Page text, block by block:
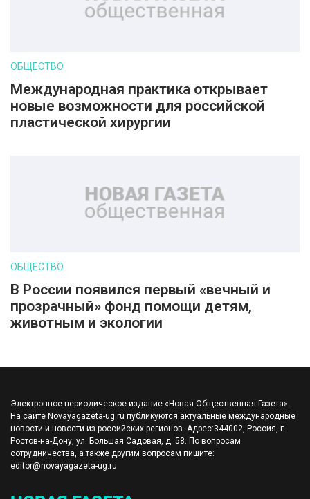
ОБЩЕСТВО
Международная практика открывает
новые возможности для российской
пластической хирургии
ОБЩЕСТВО
В России появился первый «вечный и
прозрачный» фонд помощи детям,
животным и экологии
Электронное периодическое издание «Новая Общественная Газета».
На сайте Novayagazeta-ug.ru публикуются актуальные международные
новости и новости из российских регионов. Адрес:344002, Россия, г.
Ростов-на-Дону, ул. Большая Садовая, д. 58. По вопросам
сотрудничества, а также другим вопросам пишите:
editor@novayagazeta-ug.ru